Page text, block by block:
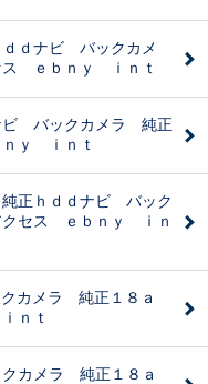
ｄナビ バックカメ
ｅｂｎｙ ｉｎｔ
ビ バックカメラ 純正
ｙ ｉｎｔ
正ｈｄｄナビ バック
セス ｅｂｎｙ ｉｎ
カメラ 純正１８ａ
ｎｔ
カメラ 純正１８ａ